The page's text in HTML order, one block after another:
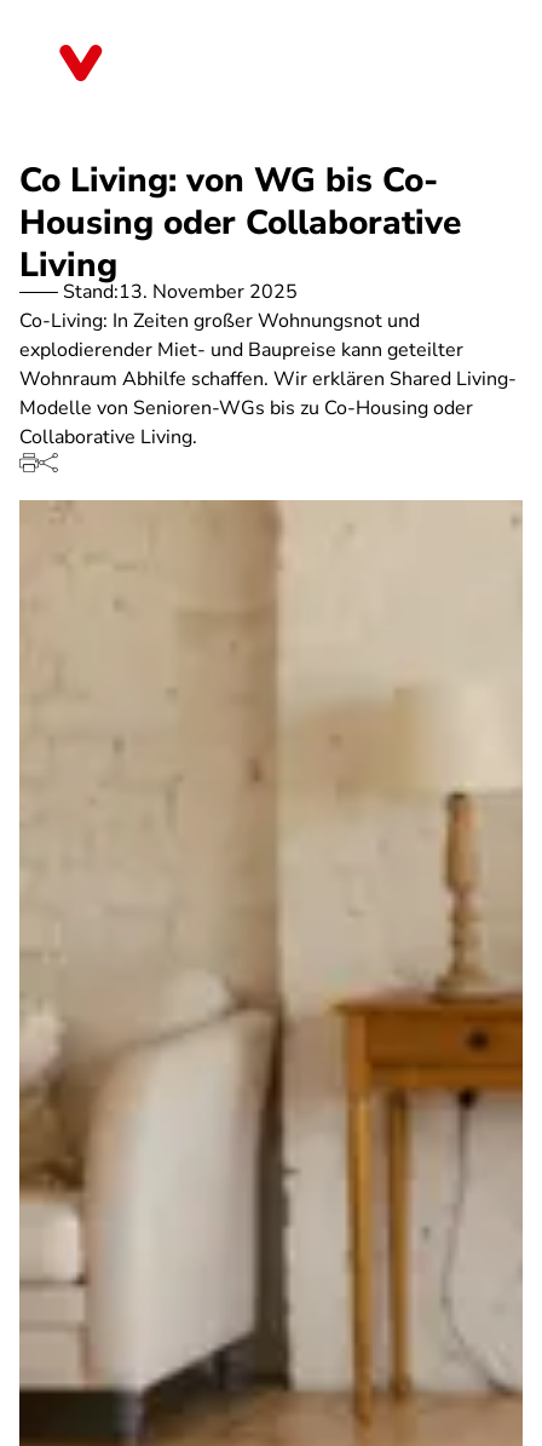
Co Living: von WG bis Co-
Housing oder Collaborative
Living
Stand:13. November 2025
Co-Living: In Zeiten großer Wohnungsnot und
explodierender Miet- und Baupreise kann geteilter
Wohnraum Abhilfe schaffen. Wir erklären Shared Living-
Modelle von Senioren-WGs bis zu Co-Housing oder
Collaborative Living.